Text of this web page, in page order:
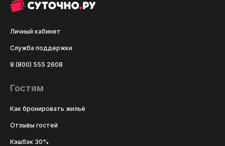
Личный кабинет
Служба поддержки
8 (800) 555 2608
Гостям
Как бронировать жильё
Отзывы гостей
Кэшбэк 30%